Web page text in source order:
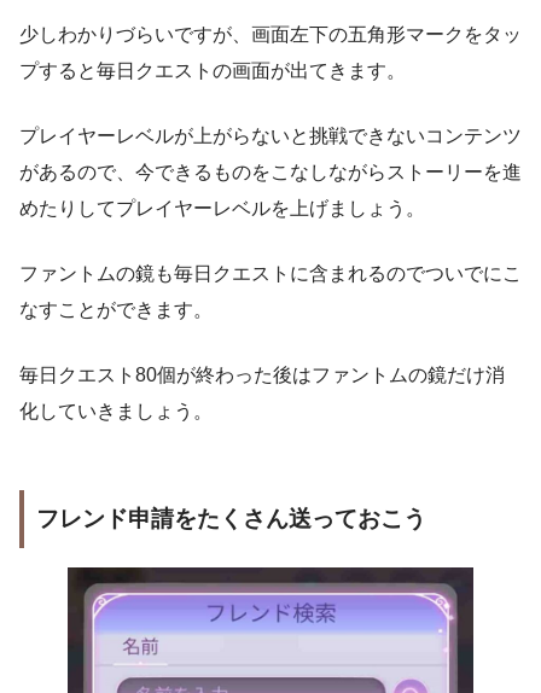
少しわかりづらいですが、画面左下の五角形マークをタッ
プすると毎日クエストの画面が出てきます。
プレイヤーレベルが上がらないと挑戦できないコンテンツ
があるので、今できるものをこなしながらストーリーを進
めたりしてプレイヤーレベルを上げましょう。
ファントムの鏡も毎日クエストに含まれるのでついでにこ
なすことができます。
毎日クエスト80個が終わった後はファントムの鏡だけ消
化していきましょう。
フレンド申請をたくさん送っておこう